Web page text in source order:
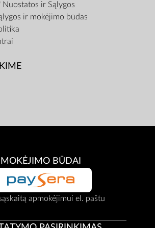
Nuostatos ir Sąlygos
ir mokėjimo būdas
MOKĖJIMO BŪDAI
apmokėjimui el. paštu